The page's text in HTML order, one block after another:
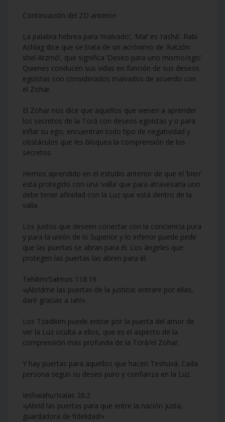
Continuación del ZD anterior
La palabra hebrea para ‘malvado’, ‘Mal’ es ‘rashá’. Rabí
Ashlag dice que se trata de un acrónimo de ‘Ratzón
shel Atzmó’, que significa ‘Deseo para uno mismo/ego’.
Quienes conducen sus vidas en función de sus deseos
egoístas son considerados malvados de acuerdo con
el Zohar.
El Zohar nos dice que aquellos que vienen a aprender
los secretos de la Torá con deseos egoístas y o para
inflar su ego, encuentran todo tipo de negatividad y
obstáculos que les bloquea la comprensión de los
secretos.
Hemos aprendido en el estudio anterior de que el ‘bien’
está protegido con una ‘valla’ que para atravesarla uno
debe tener afinidad con la Luz que está dentro de la
valla.
Los justos que deseen conectar con la conciencia pura
y para la unión de lo Superior y lo inferior puede pedir
que las puertas se abran para él. Los ángeles que
protegen las puertas las abren para él.
Tehilim/Salmos 118:19
«¡Abridme las puertas de la justicia; entraré por ellas,
daré gracias a Iah!»
Los Tzadikim puede entrar por la puerta del amor de
ver la Luz oculta a ellos, que es el aspecto de la
comprensión más profunda de la Torá/el Zohar.
Y hay puertas para aquellos que hacen Teshuvá. Cada
persona según su deseo puro y confianza en la Luz.
Ieshaiahu/Isaías 26:2
«¡Abrid las puertas para que entre la nación justa,
guardadora de fidelidad!»